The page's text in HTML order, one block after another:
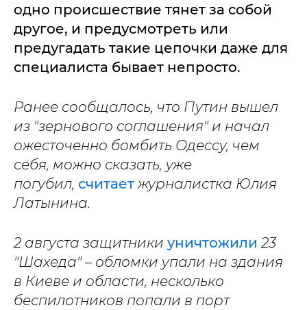
одно происшествие тянет за собой
другое, и предусмотреть или
предугадать такие цепочки даже для
специалиста бывает непросто.
Ранее сообщалось, что Путин вышел
из "зернового соглашения" и начал
ожесточенно бомбить Одессу, чем
себя, можно сказать, уже
погубил, считаетжурналистка Юлия
Латынина.
2 августа защитники уничтожили23
"Шахеда" – обломки упали на здания
в Киеве и области, несколько
беспилотников попали в порт